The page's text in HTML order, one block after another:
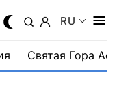
RU
Святая Гора